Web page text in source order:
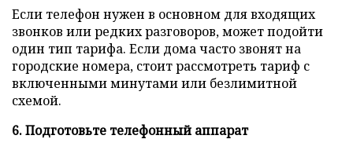
Если телефон нужен в основном для входящих
звонков или редких разговоров, может подойти
один тип тарифа. Если дома часто звонят на
городские номера, стоит рассмотреть тариф с
включенными минутами или безлимитной
схемой.
6. Подготовьте телефонный аппарат